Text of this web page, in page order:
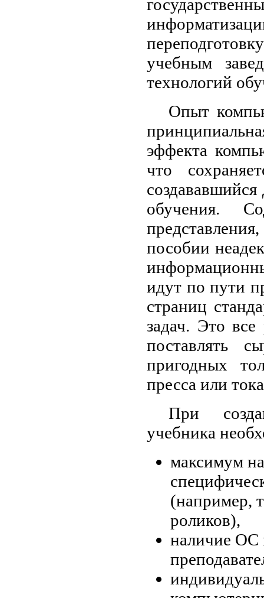
учебным
технологий
Опыт
эффекта
что
обучения.
пособии
идут по пути
страниц
задач. Это
поставлять
пригодных
пресса или
При
учебника
максимум
(например,
роликов),
наличие ОС